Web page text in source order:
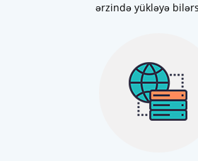
ərzində yükləyə